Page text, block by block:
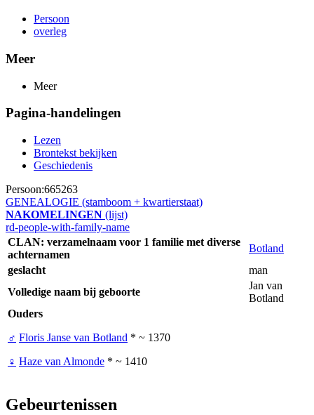
Persoon
overleg
Meer
Meer
Pagina-handelingen
Lezen
Brontekst bekijken
Geschiedenis
Persoon:665263
GENEALOGIE (stamboom + kwartierstaat)
NAKOMELINGEN (lijst)
rd-people-with-family-name
CLAN: verzamelnaam voor 1 familie met diverse
achternamen
Botland
geslacht
man
Volledige naam bij geboorte
Jan van
Botland
Ouders
♂ Floris Janse van Botland * ~ 1370
♀ Haze van Almonde * ~ 1410
Gebeurtenissen